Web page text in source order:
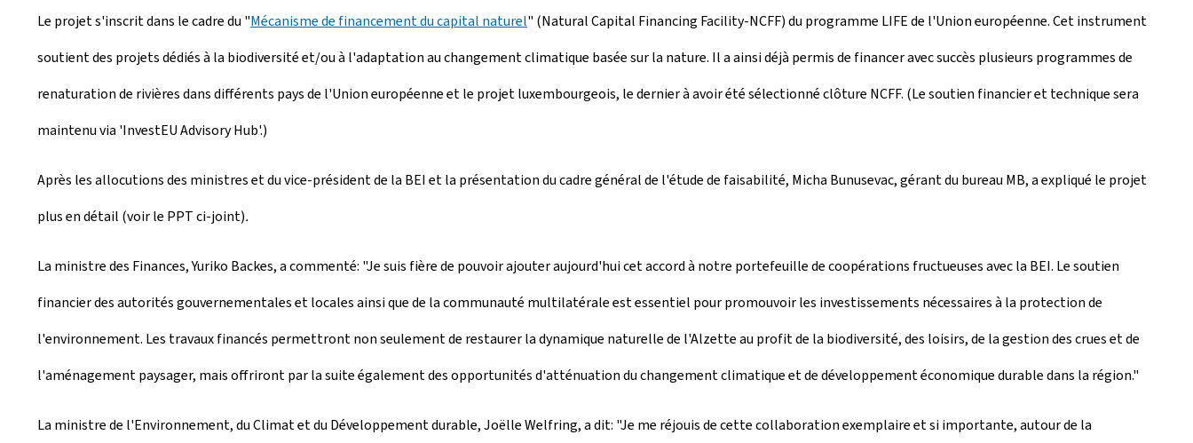
Le projet s'inscrit dans le cadre du "Mécanisme de financement du capital naturel" (Natural Capital Financing Facility-NCFF) du programme LIFE de l'Union européenne. Cet instrument
soutient des projets dédiés à la biodiversité et/ou à l'adaptation au changement climatique basée sur la nature. Il a ainsi déjà permis de financer avec succès plusieurs programmes de
renaturation de rivières dans différents pays de l'Union européenne et le projet luxembourgeois, le dernier à avoir été sélectionné clôture NCFF. (Le soutien financier et technique sera
maintenu via 'InvestEU Advisory Hub'.)
Après les allocutions des ministres et du vice-président de la BEI et la présentation du cadre général de l'étude de faisabilité, Micha Bunusevac, gérant du bureau MB, a expliqué le projet
plus en détail (voir le PPT ci-joint).
La ministre des Finances, Yuriko Backes, a commenté: "Je suis fière de pouvoir ajouter aujourd'hui cet accord à notre portefeuille de coopérations fructueuses avec la BEI. Le soutien
financier des autorités gouvernementales et locales ainsi que de la communauté multilatérale est essentiel pour promouvoir les investissements nécessaires à la protection de
l'environnement. Les travaux financés permettront non seulement de restaurer la dynamique naturelle de l'Alzette au profit de la biodiversité, des loisirs, de la gestion des crues et de
l'aménagement paysager, mais offriront par la suite également des opportunités d'atténuation du changement climatique et de développement économique durable dans la région."
La ministre de l'Environnement, du Climat et du Développement durable, Joëlle Welfring, a dit: "Je me réjouis de cette collaboration exemplaire et si importante, autour de la